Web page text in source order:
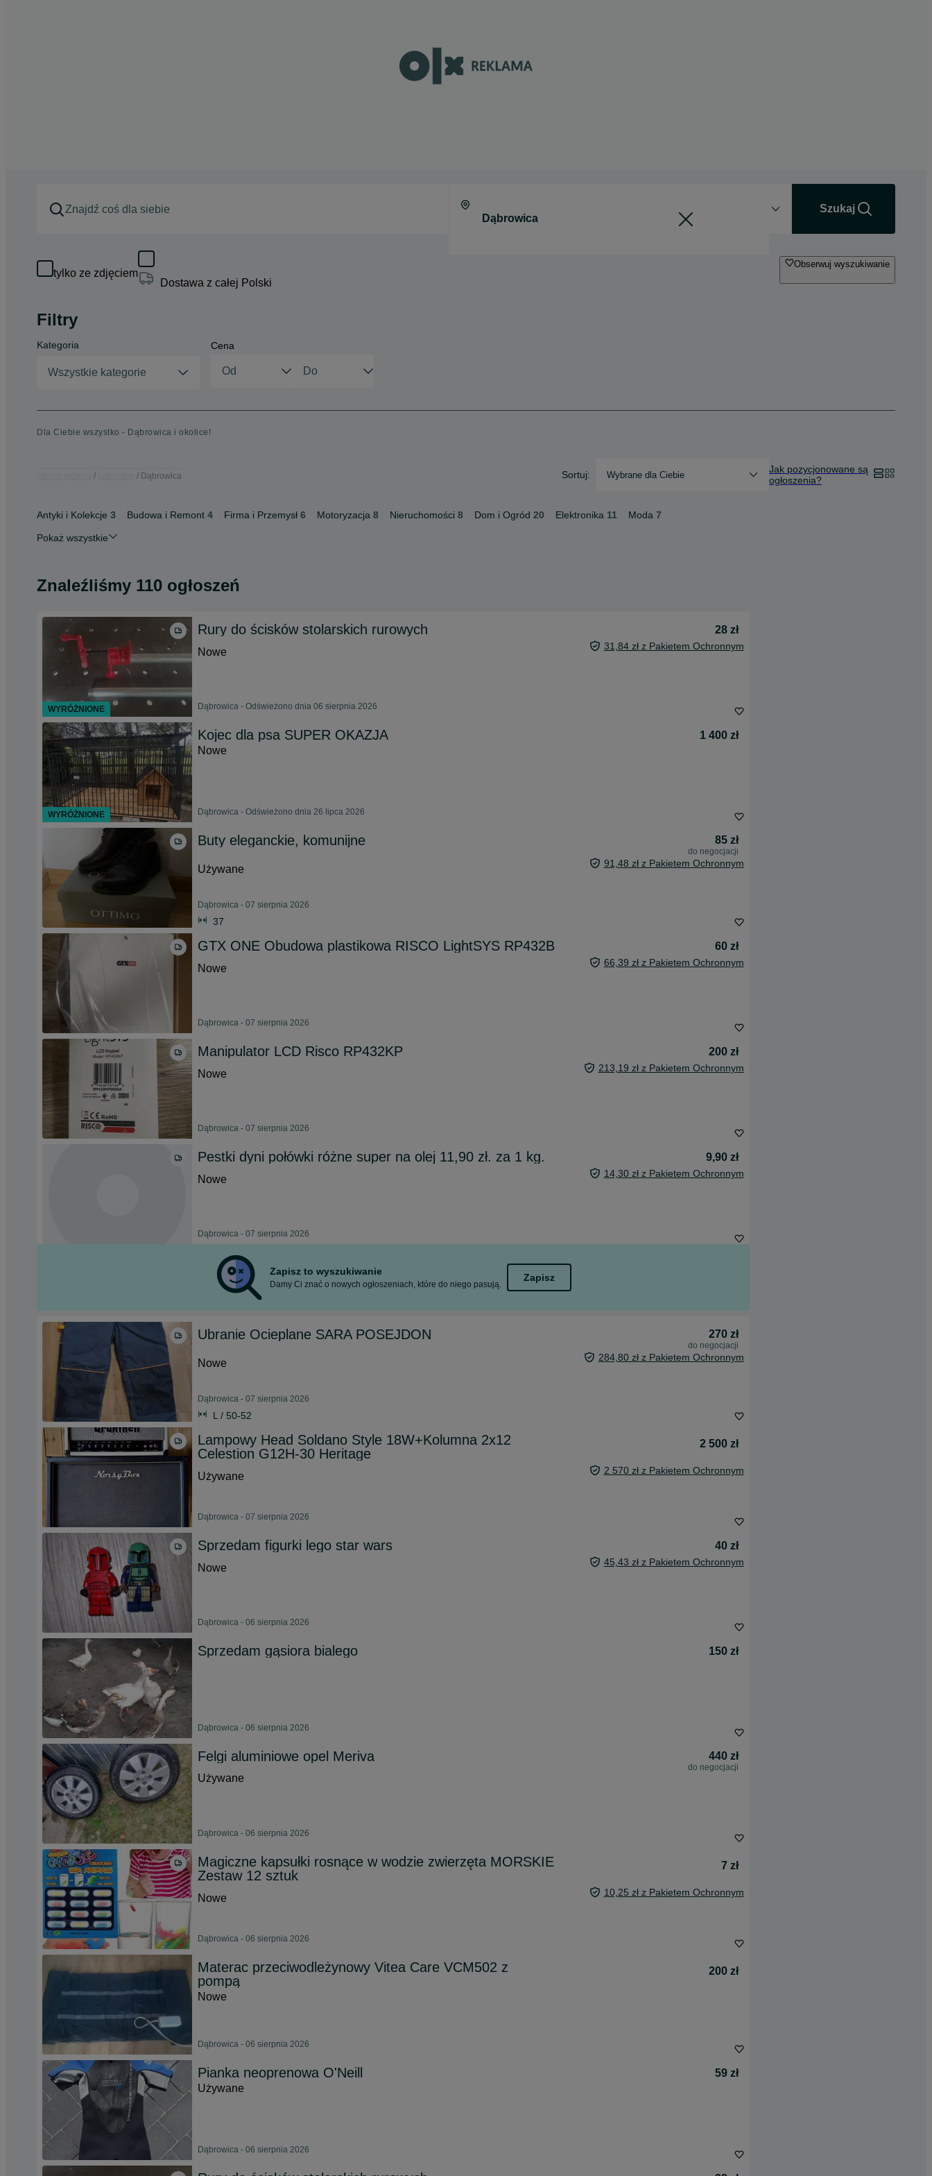
Szukaj
tylko ze zdjęciem
Dostawa z całej Polski
Obserwuj wyszukiwanie
Filtry
Kategoria
Wszystkie kategorie
Cena
Dla Ciebie wszystko - Dąbrowica i okolice!
Dąbrowica Sortuj: Wybrane dla Ciebie
Jak pozycjonowane są
ogłoszenia?
Antyki i Kolekcje 3 Budowa i Remont 4 Firma i Przemysł 6 Motoryzacja 8 Nieruchomości 8 Dom i Ogród 20 Elektronika 11 Moda 7
Pokaż wszystkie
Znaleźliśmy 110 ogłoszeń
Rury do ścisków stolarskich rurowych
28 zł
Nowe
31,84 zł z Pakietem Ochronnym
Dąbrowica - Odświeżono dnia 06 sierpnia 2026
Kojec dla psa SUPER OKAZJA
1 400 zł
Nowe
Dąbrowica - Odświeżono dnia 26 lipca 2026
Buty eleganckie, komunijne 85 zł
do negocjacji
Używane 91,48 zł z Pakietem Ochronnym
Dąbrowica - 07 sierpnia 2026
37
GTX ONE Obudowa plastikowa RISCO LightSYS RP432B
60 zł
Nowe
66,39 zł z Pakietem Ochronnym
Dąbrowica - 07 sierpnia 2026
Manipulator LCD Risco RP432KP
200 zł
Nowe
213,19 zł z Pakietem Ochronnym
Dąbrowica - 07 sierpnia 2026
Pestki dyni połówki różne super na olej 11,90 zł. za 1 kg.
9,90 zł
Nowe
14,30 zł z Pakietem Ochronnym
Dąbrowica - 07 sierpnia 2026
Zapisz to wyszukiwanie
Damy Ci znać o nowych ogłoszeniach, które do niego pasują.
Zapisz
Ubranie Ocieplane SARA POSEJDON 270 zł
do negocjacji
Nowe 284,80 zł z Pakietem Ochronnym
Dąbrowica - 07 sierpnia 2026
L / 50-52
Lampowy Head Soldano Style 18W+Kolumna 2x12
Celestion G12H-30 Heritage
2 500 zł
Używane 2 570 zł z Pakietem Ochronnym
Dąbrowica - 07 sierpnia 2026
Sprzedam figurki lego star wars
40 zł
Nowe
45,43 zł z Pakietem Ochronnym
Dąbrowica - 06 sierpnia 2026
Sprzedam gąsiora bialego 150 zł
Dąbrowica - 06 sierpnia 2026
Felgi aluminiowe opel Meriva 440 zł
do negocjacji
Używane
Dąbrowica - 06 sierpnia 2026
Magiczne kapsułki rosnące w wodzie zwierzęta MORSKIE
Zestaw 12 sztuk
7 zł
Nowe 10,25 zł z Pakietem Ochronnym
Dąbrowica - 06 sierpnia 2026
Materac przeciwodleżynowy Vitea Care VCM502 z
pompą
200 zł
Nowe
Dąbrowica - 06 sierpnia 2026
Pianka neoprenowa O'Neill
59 zł
Używane
Dąbrowica - 06 sierpnia 2026
WYRÓŻNIONE
WYRÓŻNIONE